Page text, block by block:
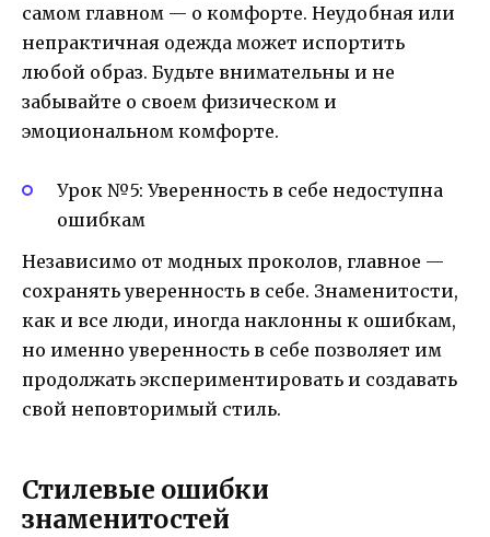
самом главном — о комфорте. Неудобная или
непрактичная одежда может испортить
любой образ. Будьте внимательны и не
забывайте о своем физическом и
эмоциональном комфорте.
Урок №5: Уверенность в себе недоступна
ошибкам
Независимо от модных проколов, главное —
сохранять уверенность в себе. Знаменитости,
как и все люди, иногда наклонны к ошибкам,
но именно уверенность в себе позволяет им
продолжать экспериментировать и создавать
свой неповторимый стиль.
Стилевые ошибки
знаменитостей